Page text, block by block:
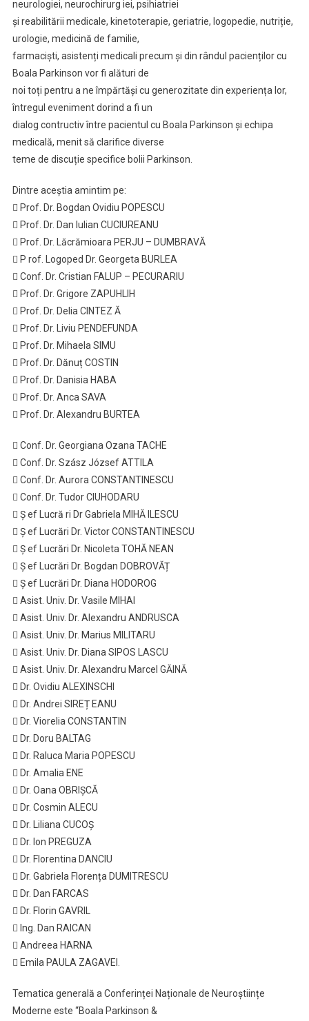
neurologiei, neurochirurg iei, psihiatriei
și reabilitării medicale, kinetoterapie, geriatrie, logopedie, nutriție,
urologie, medicină de familie,
farmaciști, asistenți medicali precum și din rândul pacienților cu
Boala Parkinson vor fi alături de
noi toți pentru a ne împărtăși cu generozitate din experiența lor,
întregul eveniment dorind a fi un
dialog contructiv între pacientul cu Boala Parkinson și echipa
medicală, menit să clarifice diverse
teme de discuție specifice bolii Parkinson.
Dintre aceștia amintim pe:
 Prof. Dr. Bogdan Ovidiu POPESCU
 Prof. Dr. Dan Iulian CUCIUREANU
 Prof. Dr. Lăcrămioara PERJU – DUMBRAVĂ
 P rof. Logoped Dr. Georgeta BURLEA
 Conf. Dr. Cristian FALUP – PECURARIU
 Prof. Dr. Grigore ZAPUHLIH
 Prof. Dr. Delia CINTEZ Ă
 Prof. Dr. Liviu PENDEFUNDA
 Prof. Dr. Mihaela SIMU
 Prof. Dr. Dănuț COSTIN
 Prof. Dr. Danisia HABA
 Prof. Dr. Anca SAVA
 Prof. Dr. Alexandru BURTEA
 Conf. Dr. Georgiana Ozana TACHE
 Conf. Dr. Szász József ATTILA
 Conf. Dr. Aurora CONSTANTINESCU
 Conf. Dr. Tudor CIUHODARU
 Ș ef Lucră ri Dr Gabriela MIHĂ ILESCU
 Ș ef Lucrări Dr. Victor CONSTANTINESCU
 Ș ef Lucrări Dr. Nicoleta TOHĂ NEAN
 Ș ef Lucrări Dr. Bogdan DOBROVĂȚ
 Ș ef Lucrări Dr. Diana HODOROG
 Asist. Univ. Dr. Vasile MIHAI
 Asist. Univ. Dr. Alexandru ANDRUSCA
 Asist. Univ. Dr. Marius MILITARU
 Asist. Univ. Dr. Diana SIPOS LASCU
 Asist. Univ. Dr. Alexandru Marcel GĂINĂ
 Dr. Ovidiu ALEXINSCHI
 Dr. Andrei SIREȚ EANU
 Dr. Viorelia CONSTANTIN
 Dr. Doru BALTAG
 Dr. Raluca Maria POPESCU
 Dr. Amalia ENE
 Dr. Oana OBRIȘCĂ
 Dr. Cosmin ALECU
 Dr. Liliana CUCOȘ
 Dr. Ion PREGUZA
 Dr. Florentina DANCIU
 Dr. Gabriela Florența DUMITRESCU
 Dr. Dan FARCAS
 Dr. Florin GAVRIL
 Ing. Dan RAICAN
 Andreea HARNA
 Emila PAULA ZAGAVEI.
Tematica generală a Conferinței Naționale de Neuroștiințe
Moderne este “Boala Parkinson &